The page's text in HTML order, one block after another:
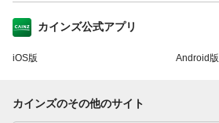
カインズ公式アプリ
iOS版 Android版
カインズのその他のサイト